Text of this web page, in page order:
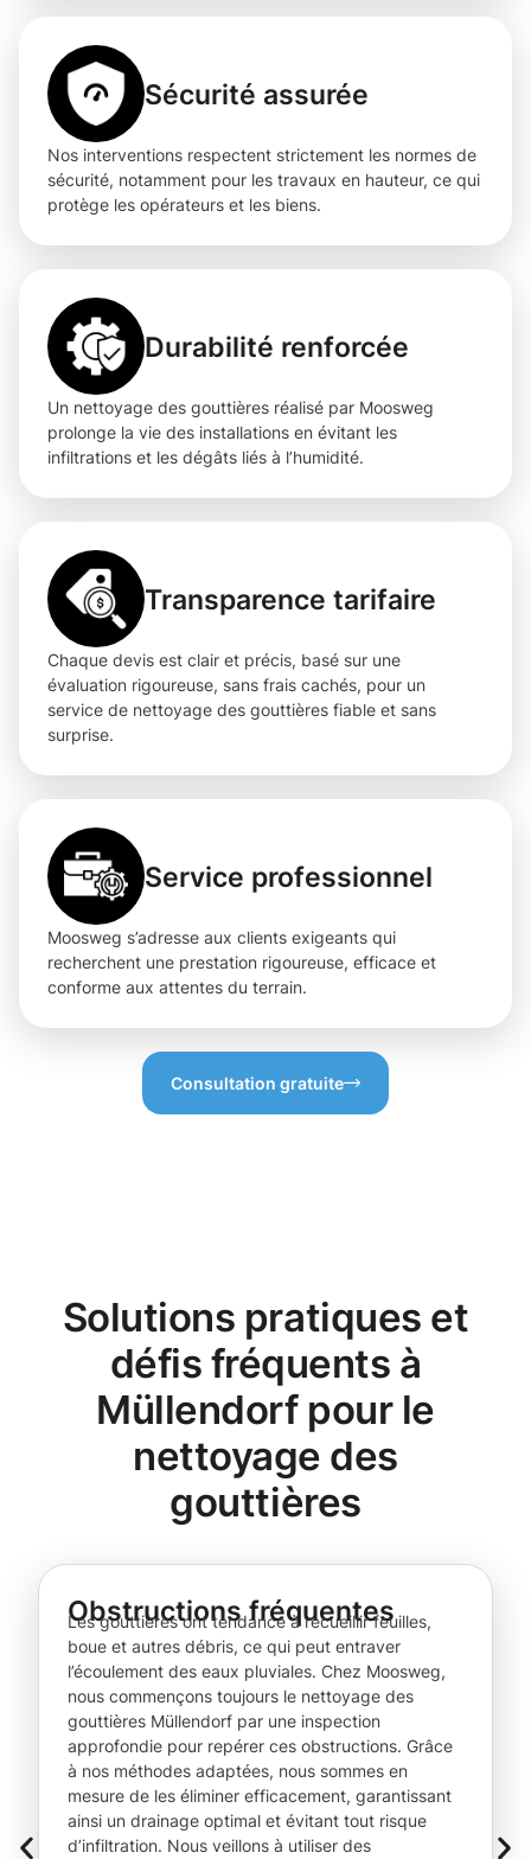
Sécurité assurée
Nos interventions respectent strictement les normes de
sécurité, notamment pour les travaux en hauteur, ce qui
protège les opérateurs et les biens.
Durabilité renforcée
Un nettoyage des gouttières réalisé par Moosweg
prolonge la vie des installations en évitant les
infiltrations et les dégâts liés à l’humidité.
Transparence tarifaire
Chaque devis est clair et précis, basé sur une
évaluation rigoureuse, sans frais cachés, pour un
service de nettoyage des gouttières fiable et sans
surprise.
Service professionnel
Moosweg s’adresse aux clients exigeants qui
recherchent une prestation rigoureuse, efficace et
conforme aux attentes du terrain.
Consultation gratuite
Solutions pratiques et
défis fréquents à
Müllendorf pour le
nettoyage des
gouttières
Obstructions fréquentes
Les gouttières ont tendance à recueillir feuilles,
boue et autres débris, ce qui peut entraver
l’écoulement des eaux pluviales. Chez Moosweg,
nous commençons toujours le nettoyage des
gouttières Müllendorf par une inspection
approfondie pour repérer ces obstructions. Grâce
à nos méthodes adaptées, nous sommes en
mesure de les éliminer efficacement, garantissant
ainsi un drainage optimal et évitant tout risque
d’infiltration. Nous veillons à utiliser des